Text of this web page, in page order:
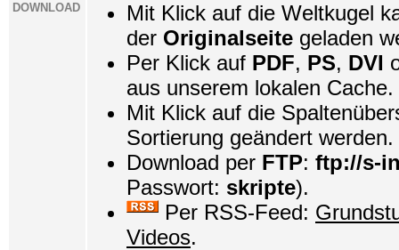
DOWNLOAD
Mit Klick auf die Weltkugel
der Originalseite geladen
Per Klick auf PDF, PS, DVI
aus unserem lokalen Cache.
Mit Klick auf die
Sortierung geändert werden.
Download per FTP: ftp://s-
Passwort: skripte).
Per RSS-Feed:
Videos.